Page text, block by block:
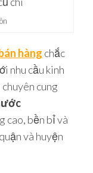
hàng chắc
nhu cầu kinh
cung
cao, bền bỉ và
và huyện